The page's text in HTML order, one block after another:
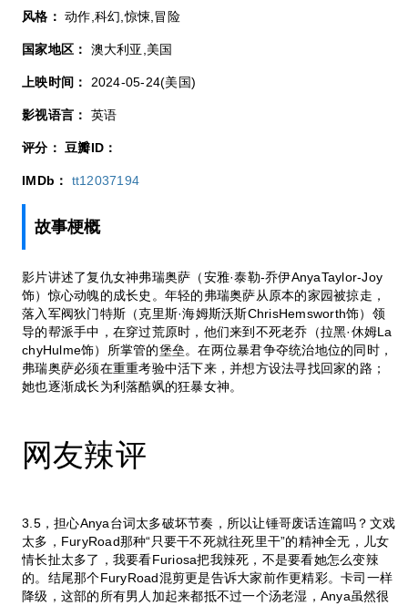
风格：动作,科幻,惊悚,冒险
国家地区： 澳大利亚,美国
上映时间： 2024-05-24(美国)
影视语言： 英语
评分： 豆瓣ID：
IMDb： tt12037194
故事梗概
影片讲述了复仇女神弗瑞奥萨（安雅·泰勒-乔伊AnyaTaylor-Joy
饰）惊心动魄的成长史。年轻的弗瑞奥萨从原本的家园被掠走，
落入军阀狄门特斯（克里斯·海姆斯沃斯ChrisHemsworth饰）领
导的帮派手中，在穿过荒原时，他们来到不死老乔（拉黑·休姆La
chyHulme饰）所掌管的堡垒。在两位暴君争夺统治地位的同时，
弗瑞奥萨必须在重重考验中活下来，并想方设法寻找回家的路；
她也逐渐成长为利落酷飒的狂暴女神。
网友辣评
3.5，担心Anya台词太多破坏节奏，所以让锤哥废话连篇吗？文戏
太多，FuryRoad那种“只要干不死就往死里干”的精神全无，儿女
情长扯太多了，我要看Furiosa把我辣死，不是要看她怎么变辣
的。结尾那个FuryRoad混剪更是告诉大家前作更精彩。卡司一样
降级，这部的所有男人加起来都抵不过一个汤老湿，Anya虽然很